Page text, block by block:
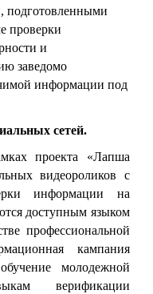
подготовленными
проверки
и
заведомо
информации под
сетей.
проекта «Лапша
видеороликов с
информации на
доступным языком
профессиональной
кампания
молодежной
верификации